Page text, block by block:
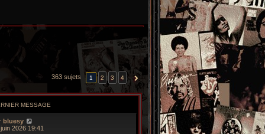
363 sujets 1 2 3 4 SUIVANTE
MESSAGE
bluesy
2026 19:41